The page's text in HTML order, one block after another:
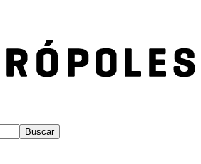
Buscar